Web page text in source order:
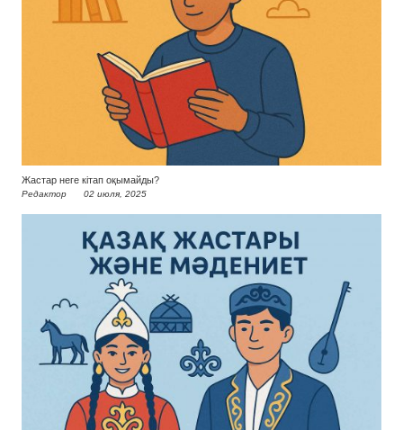
Жастар неге кітап оқымайды?
Редактор 02 июля, 2025